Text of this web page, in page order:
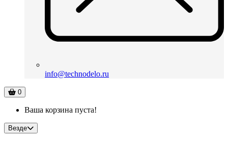
info@technodelo.ru
0
Ваша корзина пуста!
Везде